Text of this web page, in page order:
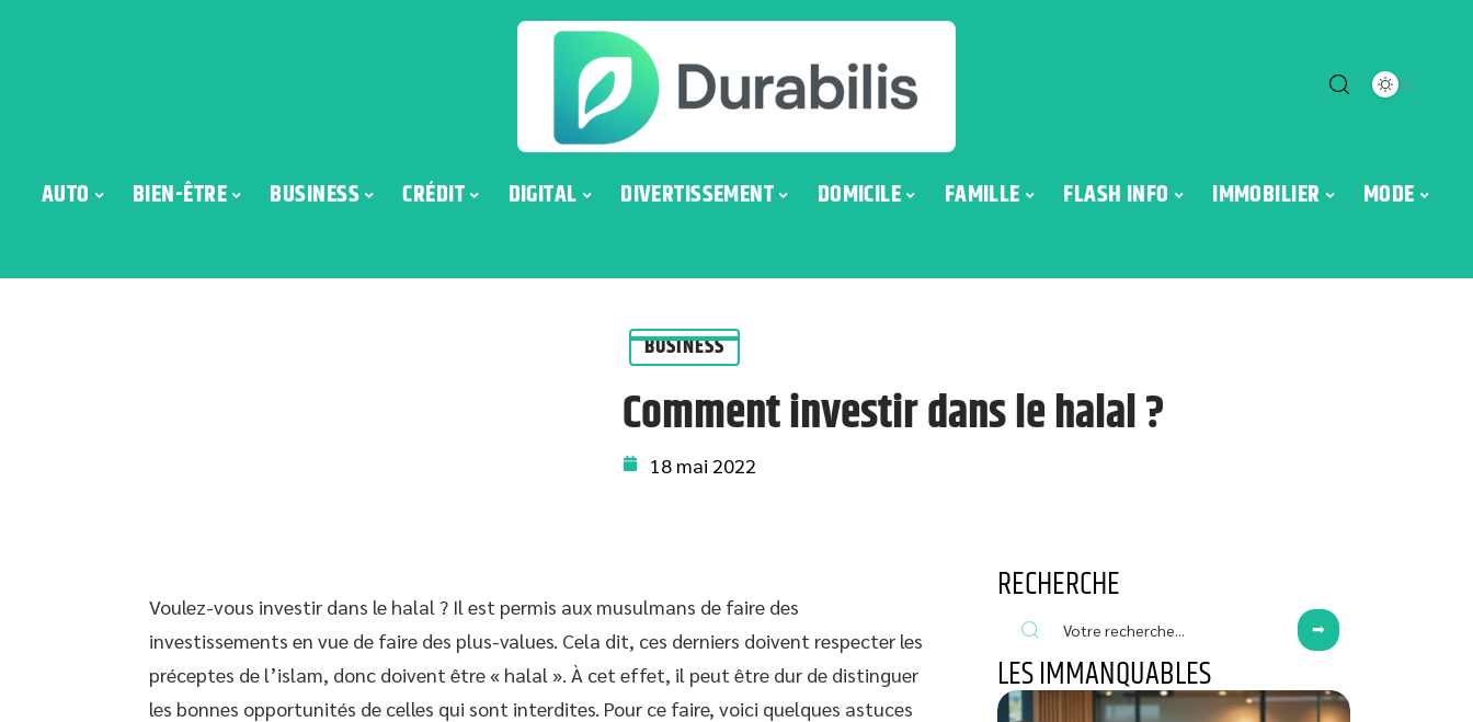
AUTO BIEN-ÊTRE BUSINESS CRÉDIT DIGITAL DIVERTISSEMENT DOMICILE FAMILLE FLASH INFO IMMOBILIER MODE
BUSINESS
Comment investir dans le halal ?
18 mai 2022
Voulez-vous investir dans le halal ? Il est permis aux musulmans de faire des
investissements en vue de faire des plus-values. Cela dit, ces derniers doivent respecter les
préceptes de l’islam, donc doivent être « halal ». À cet effet, il peut être dur de distinguer
les bonnes opportunités de celles qui sont interdites. Pour ce faire, voici quelques astuces
RECHERCHE
LES IMMANQUABLES